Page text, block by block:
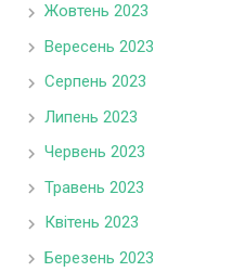
Жовтень 2023
Вересень 2023
Серпень 2023
Липень 2023
Червень 2023
Травень 2023
Квітень 2023
Березень 2023